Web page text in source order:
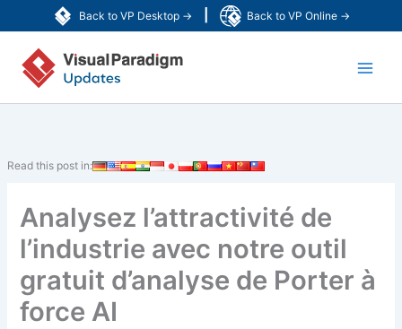
Back to VP Desktop → Back to VP Online →
au
contenu
Read this post in:
Analysez l’attractivité de
l’industrie avec notre outil
gratuit d’analyse de Porter à
force AI